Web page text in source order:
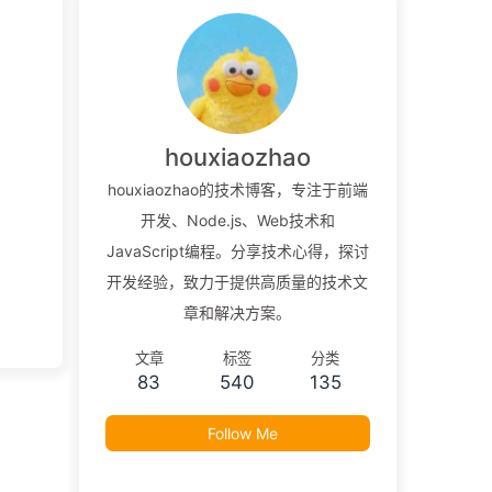
houxiaozhao
houxiaozhao的技术博客，专注于前端
开发、Node.js、Web技术和
JavaScript编程。分享技术心得，探讨
开发经验，致力于提供高质量的技术文
章和解决方案。
文章
83
标签
540
分类
135
Follow Me